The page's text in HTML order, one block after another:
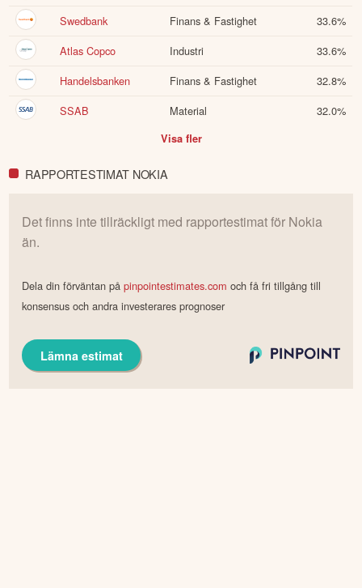
Swedbank
Finans & Fastighet 33.6%
Atlas Copco
Industri 33.6%
Handelsbanken
Finans & Fastighet 32.8%
SSAB
Material 32.0%
Visa fler
RAPPORTESTIMAT NOKIA
Det finns inte tillräckligt med rapportestimat för Nokia
än.
Dela din förväntan påpinpointestimates.com och få fri tillgång till
konsensus och andra investerares prognoser
Lämna estimat